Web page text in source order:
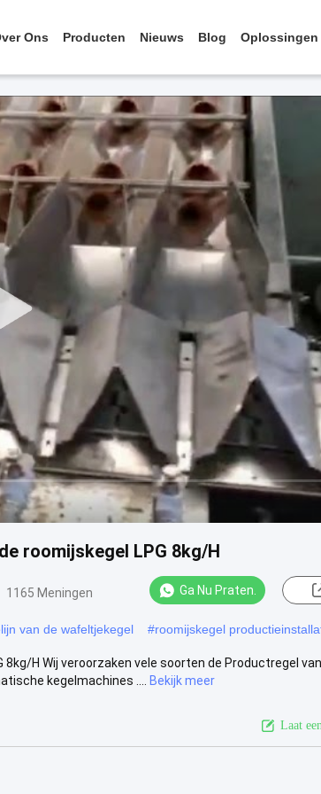
Ons Producten Nieuws Blog Oplossingen
roomijskegel LPG 8kg/H
1165 Meningen Ga Nu Praten.
van de wafeltjekegel #roomijskegel
H Wij veroorzaken vele soorten de Productregel
kegelmachines ....
Bekijk meer
Laat